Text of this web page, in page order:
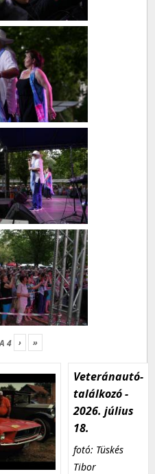
4 › »
Veteránautó-
találkozó -
2026. július
18.
fotó: Tüskés
Tibor